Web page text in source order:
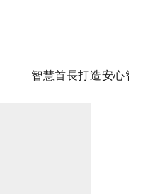
智慧首長打造安心智